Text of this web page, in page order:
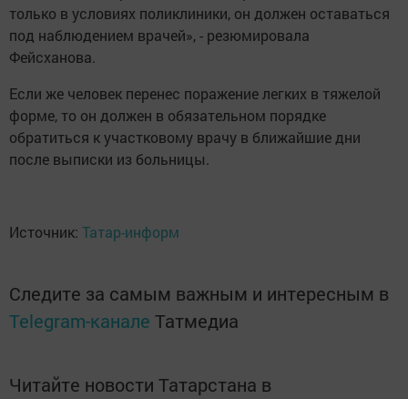
только в условиях поликлиники, он должен оставаться
под наблюдением врачей», - резюмировала
Фейсханова.
Если же человек перенес поражение легких в тяжелой
форме, то он должен в обязательном порядке
обратиться к участковому врачу в ближайшие дни
после выписки из больницы.
Источник: Татар-информ
Следите за самым важным и интересным в
Telegram-канале Татмедиа
Читайте новости Татарстана в